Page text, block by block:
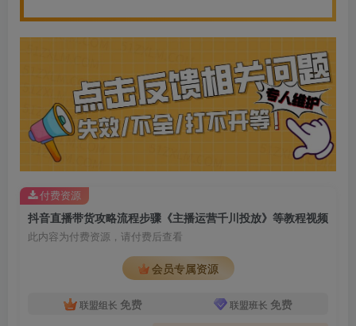
抖音直播带货攻略流程步骤《主播运营千川投放》等教程视频
此内容为付费资源，请付费后查看
会员专属资源
联盟组长 免费 联盟班长 免费
付费资源